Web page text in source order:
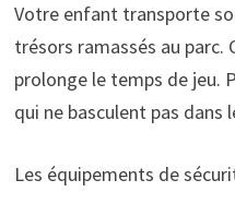
Votre enfant transporte
trésors ramassés au
prolonge le temps de jeu.
qui ne basculent pas dans
Les équipements de